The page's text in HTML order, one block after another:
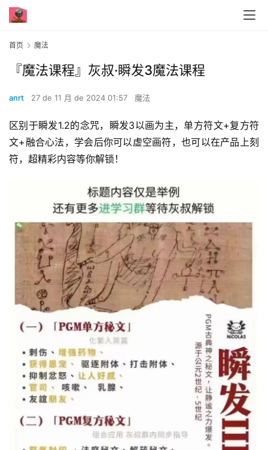
首页 魔法
『魔法课程』灰叔·瞬发3魔法课程
anrt 27 de 11 月 de 2024 01:57 魔法
区别于瞬发1.2的念咒，瞬发3以画为主，单方符文+复方符
文+融合心法，学会后你可以虚空画符，也可以在产品上刻
符，超精彩内容等你解锁！